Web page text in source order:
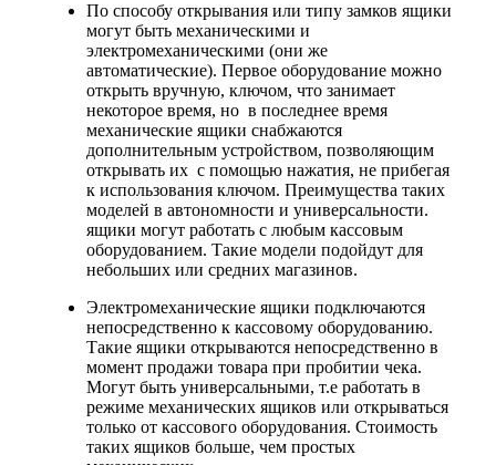
По способу открывания или типу замков ящики
могут быть механическими и
электромеханическими (они же
автоматические). Первое оборудование можно
открыть вручную, ключом, что занимает
некоторое время, но в последнее время
механические ящики снабжаются
дополнительным устройством, позволяющим
открывать их с помощью нажатия, не прибегая
к использования ключом. Преимущества таких
моделей в автономности и универсальности.
ящики могут работать с любым кассовым
оборудованием. Такие модели подойдут для
небольших или средних магазинов.
Электромеханические ящики подключаются
непосредственно к кассовому оборудованию.
Такие ящики открываются непосредственно в
момент продажи товара при пробитии чека.
Могут быть универсальными, т.е работать в
режиме механических ящиков или открываться
только от кассового оборудования. Стоимость
таких ящиков больше, чем простых